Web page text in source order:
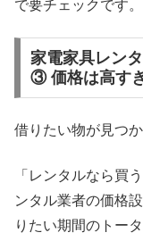
で要チェックです。
家電家具レン
③ 価格は高す
借りたい物が見つ
「レンタルなら買
ンタル業者の価格
りたい期間のトー